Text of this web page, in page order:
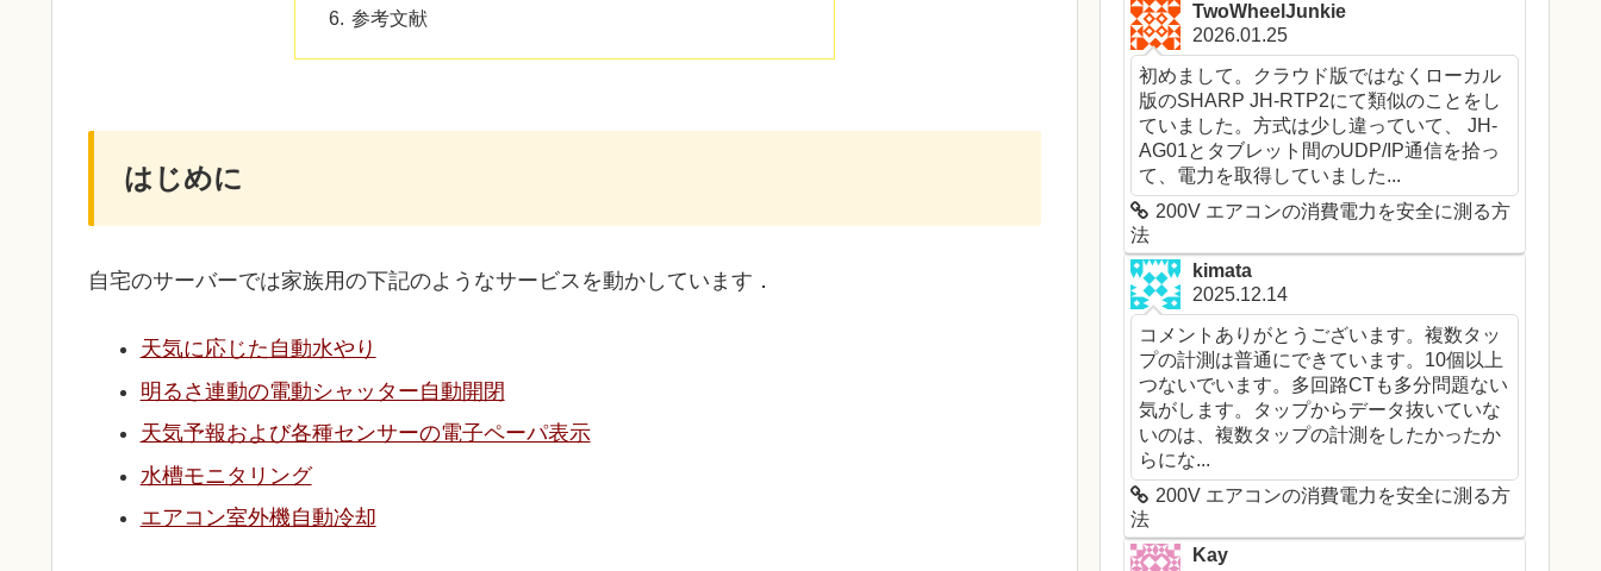
参考文献
はじめに
自宅のサーバーでは家族用の下記のようなサービスを動かしています．
天気に応じた自動水やり
明るさ連動の電動シャッター自動開閉
天気予報および各種センサーの電子ペーパ表示
水槽モニタリング
エアコン室外機自動冷却
TwoWheelJunkie
2026.01.25
初めまして。クラウド版ではなくローカル
版のSHARP JH-RTP2にて類似のことをし
ていました。方式は少し違っていて、 JH-
AG01とタブレット間のUDP/IP通信を拾っ
て、電力を取得していました...
200V エアコンの消費電力を安全に測る方
法
kimata
2025.12.14
コメントありがとうございます。複数タッ
プの計測は普通にできています。10個以上
つないでいます。多回路CTも多分問題ない
気がします。タップからデータ抜いていな
いのは、複数タップの計測をしたかったか
らにな...
200V エアコンの消費電力を安全に測る方
法
Kay